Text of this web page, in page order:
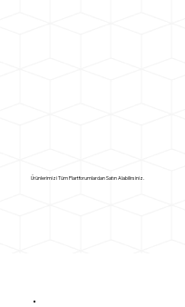
Ürünlerimizi Tüm Plartforumlardan Satın Alabilirsiniz.